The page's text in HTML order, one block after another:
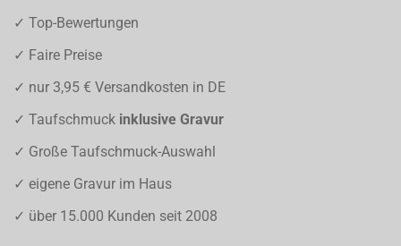
✓ Top-Bewertungen
✓ Faire Preise
✓ nur 3,95 € Versandkosten in DE
✓ Taufschmuck inklusive Gravur
✓ Große Taufschmuck-Auswahl
✓ eigene Gravur im Haus
✓ über 15.000 Kunden seit 2008